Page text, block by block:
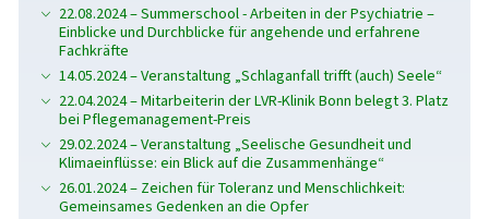
22.08.2024 – Summerschool - Arbeiten in der Psychiatrie –
Einblicke und Durchblicke für angehende und erfahrene
Fachkräfte
14.05.2024 – Veranstaltung „Schlaganfall trifft (auch) Seele“
22.04.2024 – Mitarbeiterin der LVR-Klinik Bonn belegt 3. Platz
bei Pflegemanagement-Preis
29.02.2024 – Veranstaltung „Seelische Gesundheit und
Klimaeinflüsse: ein Blick auf die Zusammenhänge“
26.01.2024 – Zeichen für Toleranz und Menschlichkeit:
Gemeinsames Gedenken an die Opfer